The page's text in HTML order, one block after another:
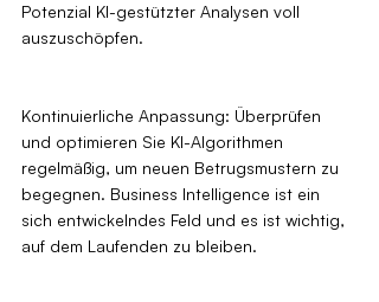
Potenzial KI-gestützter Analysen voll
auszuschöpfen.
Kontinuierliche Anpassung: Überprüfen
und optimieren Sie KI-Algorithmen
regelmäßig, um neuen Betrugsmustern zu
begegnen. Business Intelligence ist ein
sich entwickelndes Feld und es ist wichtig,
auf dem Laufenden zu bleiben.